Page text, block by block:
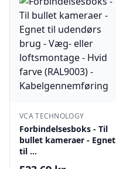
VCA TECHNOLOGY
Forbindelsesboks - Til
bullet kameraer - Egnet
til …